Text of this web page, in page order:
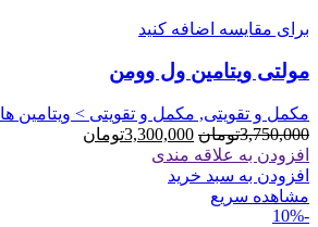
مختلفی
باشد.
ها
ممکن
است
در
برای مقایسه اضافه کنید
مولتی ویتامین ول وومن
مکمل و تقویتی, مکمل و تقویتی > ویتامین ها
3,750,000تومان قیمت
اصلی
3,300,000تومان
افزودن به علاقه مندی
افزودن به سبد خرید
مشاهده سریع
-10%